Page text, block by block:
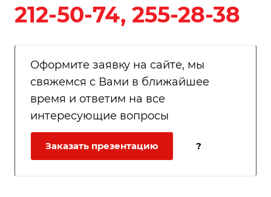
Оформите заявку на сайте, мы
свяжемся с Вами в ближайшее
время и ответим на все
интересующие вопросы
Заказать презентацию ?
212-50-74, 255-28-38